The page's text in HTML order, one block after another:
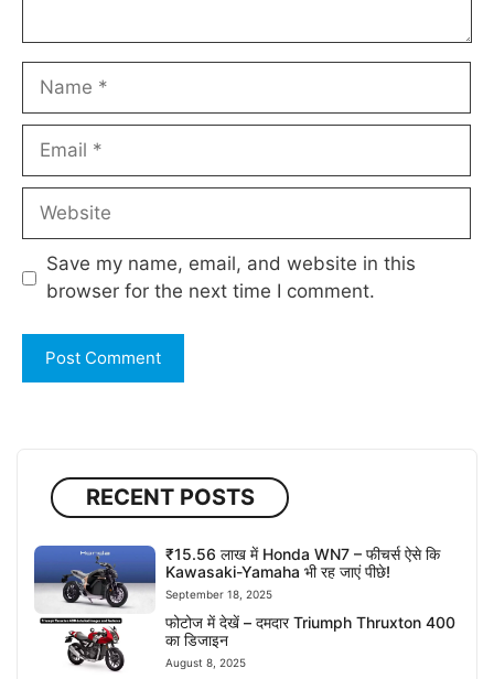
Name
Email
Website
Save my name, email, and website in this
browser for the next time I comment.
RECENT POSTS
₹15.56 लाख में Honda WN7 – फीचर्स ऐसे कि
Kawasaki-Yamaha भी रह जाएं पीछे!
September 18, 2025
फोटोज में देखें – दमदार Triumph Thruxton 400
का डिजाइन
August 8, 2025